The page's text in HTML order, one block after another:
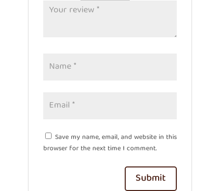
Save my name, email, and website in this
browser for the next time I comment.